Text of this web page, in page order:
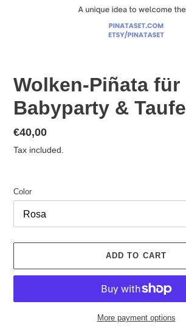
Wolken-Piñata für
Babyparty & Taufe
Regular
price
€40,00
Tax included.
Color
ADD TO CART
More payment options